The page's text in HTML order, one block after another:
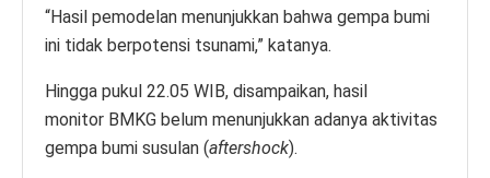
“Hasil pemodelan menunjukkan bahwa gempa bumi
ini tidak berpotensi tsunami,” katanya.
Hingga pukul 22.05 WIB, disampaikan, hasil
monitor BMKG belum menunjukkan adanya aktivitas
gempa bumi susulan (aftershock).